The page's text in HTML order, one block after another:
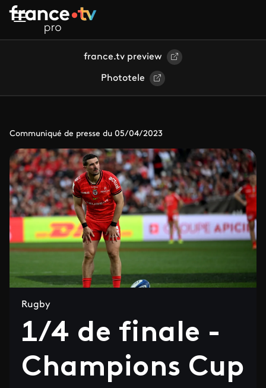
Aller au contenu principal
france.tv preview
Phototele
Communiqué de presse du 05/04/2023
Rugby
1/4 de finale -
Champions Cup